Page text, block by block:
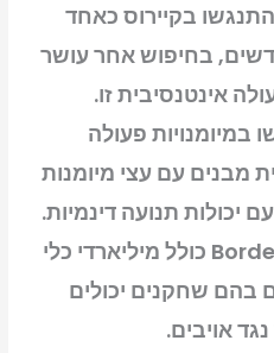
בקיירוס כאחד
בחיפוש אחר עושר
אינטנסיבית זו.
במיומנויות פעולה
מבנים עם עצי מיומנות
יכולות תנועה דינמיות.
ארסנל עצום: Borderlands 4 כולל מיליארדי כלי
בהם שחקנים יכולים
אויבים.